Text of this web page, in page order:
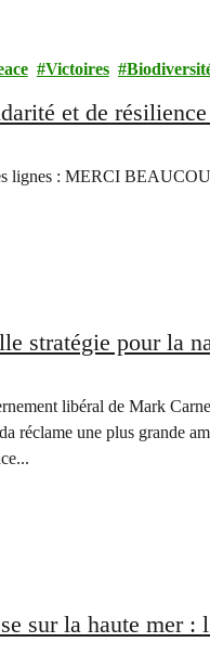
Victoires
et de
lignes : MERCI
stratégie pour la
libéral de Mark
réclame une plus grande
sur la haute mer :